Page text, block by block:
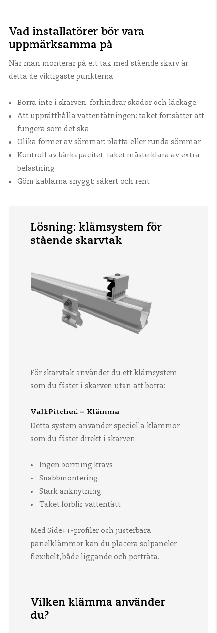
Vad installatörer bör vara
uppmärksamma på
När man monterar på ett tak med stående skarv är
detta de viktigaste punkterna:
Borra inte i skarven: förhindrar skador och läckage
Att upprätthålla vattentätningen: taket fortsätter att
fungera som det ska
Olika former av sömmar: platta eller runda sömmar
Kontroll av bärkapacitet: taket måste klara av extra
belastning
Göm kablarna snyggt: säkert och rent
Lösning: klämsystem för
stående skarvtak
För skarvtak använder du ett klämsystem
som du fäster i skarven utan att borra:
ValkPitched – Klämma
Detta system använder speciella klämmor
som du fäster direkt i skarven.
Ingen borrning krävs
Snabbmontering
Stark anknytning
Taket förblir vattentätt
Med Side++-profiler och justerbara
panelklämmor kan du placera solpaneler
flexibelt, både liggande och porträta.
Vilken klämma använder
du?